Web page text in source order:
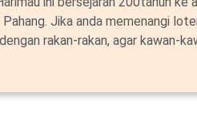
Jika anda memenangi
rakan-rakan, agar kawan-